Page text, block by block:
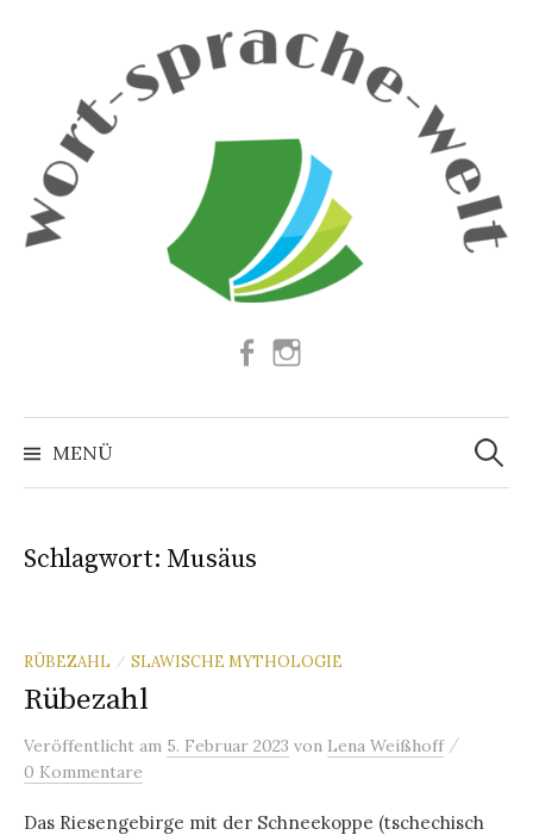
Facebook
MENÜ
Suchen
nach:
Schlagwort: Musäus
RÜBEZAHL / SLAWISCHE MYTHOLOGIE
Rübezahl
Veröffentlicht am 5. Februar 2023 von Lena Weißhoff /
0 Kommentare
Das Riesengebirge mit der Schneekoppe (tschechisch